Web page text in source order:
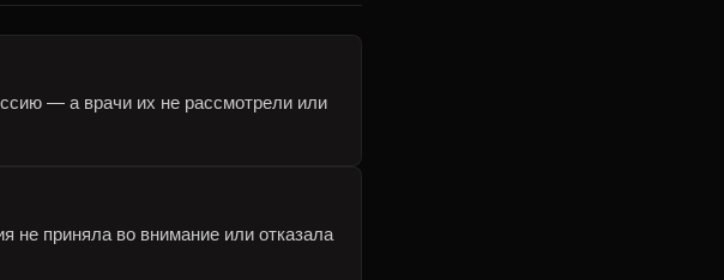
— а врачи их не рассмотрели или
не приняла во внимание или отказала